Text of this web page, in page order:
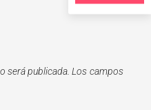
será publicada. Los campos